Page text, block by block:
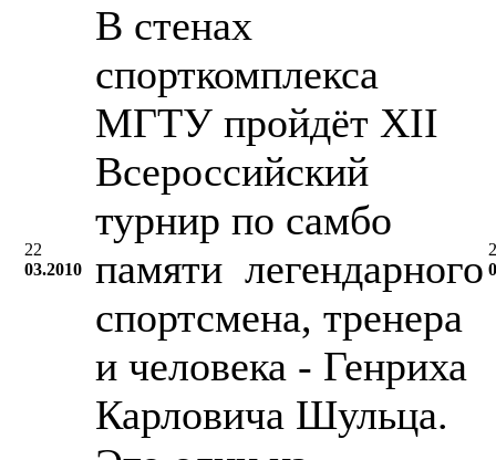
22
03.2010
В стенах
спорткомплекса
МГТУ пройдёт XII
Всероссийский
турнир по самбо
памяти легендарного
спортсмена, тренера
и человека - Генриха
Карловича Шульца.